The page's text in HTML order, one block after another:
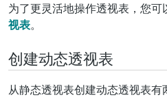
为了更灵活地操作透视表，您可
视表。
创建动态透视表
从静态透视表创建动态透视表有